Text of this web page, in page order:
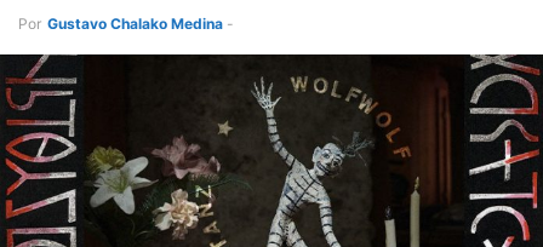
Por Gustavo Chalako Medina -